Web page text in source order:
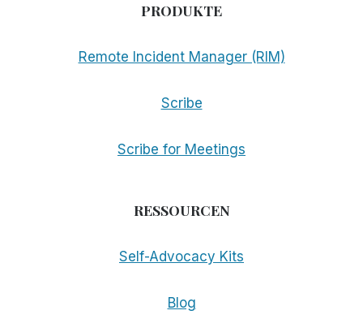
PRODUKTE
Remote Incident Manager (RIM)
Scribe
Scribe for Meetings
RESSOURCEN
Self-Advocacy Kits
Blog